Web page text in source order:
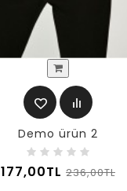
Demo ürün 2
177,00TL 236,00TL